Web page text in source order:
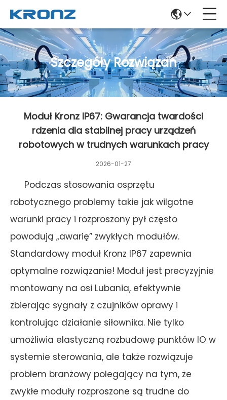
Szczegóły Rozwiązań
Moduł Kronz IP67: Gwarancja twardości
rdzenia dla stabilnej pracy urządzeń
robotowych w trudnych warunkach pracy
2026-01-27
Podczas stosowania osprzętu
robotycznego problemy takie jak wilgotne
warunki pracy i rozproszony pył często
powodują „awarię” zwykłych modułów.
Standardowy moduł Kronz IP67 zapewnia
optymalne rozwiązanie! Moduł jest precyzyjnie
montowany na osi Lubania, efektywnie
zbierając sygnały z czujników oprawy i
kontrolując działanie siłownika. Nie tylko
umożliwia elastyczną rozbudowę punktów IO w
systemie sterowania, ale także rozwiązuje
problem branżowy polegający na tym, że
zwykłe moduły rozproszone są trudne do